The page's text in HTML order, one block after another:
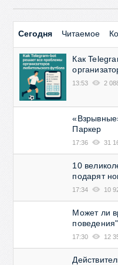
Сегодня Читаемое
Как
13:53 2
Паркер
17:36 31
10
подарят
17:34 10
Может ли
17:30 12